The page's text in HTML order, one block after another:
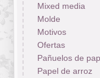
Mixed media
Molde
Motivos
Ofertas
Pañuelos de
Papel de arroz